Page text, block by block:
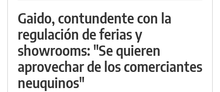
Gaido, contundente con la
regulación de ferias y
showrooms: "Se quieren
aprovechar de los comerciantes
neuquinos"